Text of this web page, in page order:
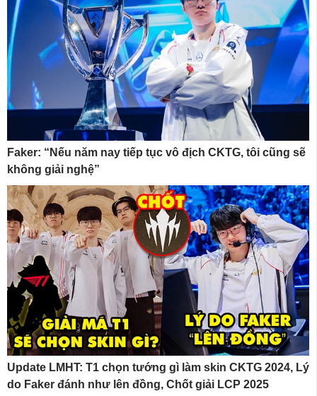
Faker: “Nếu năm nay tiếp tục vô địch CKTG, tôi cũng sẽ
không giải nghệ”
Update LMHT: T1 chọn tướng gì làm skin CKTG 2024, Lý
do Faker đánh như lên đồng, Chốt giải LCP 2025